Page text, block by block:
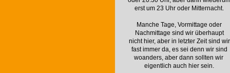
erst um 23 Uhr oder Mitternacht.
Manche Tage, Vormittage oder
Nachmittage sind wir überhaupt
nicht hier, aber in letzter Zeit sind wir
fast immer da, es sei denn wir sind
woanders, aber dann sollten wir
eigentlich auch hier sein.